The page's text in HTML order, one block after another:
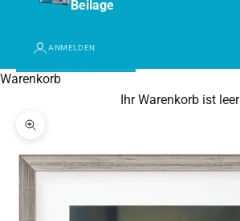
Beilage
ANMELDEN
Warenkorb
Ihr Warenkorb ist leer
Bild vergrößern